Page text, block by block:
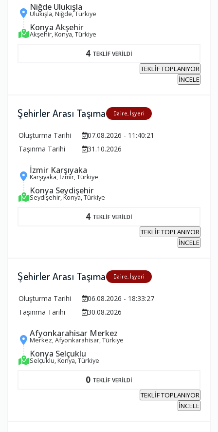
Niğde Ulukışla
Ulukışla, Niğde, Türkiye
Konya Akşehir
Akşehir, Konya, Türkiye
4 TEKLİF VERİLDİ
TEKLİF TOPLANIYOR
İNCELE
Şehirler Arası Taşıma Daire, İşyeri
Oluşturma Tarihi
07.08.2026 - 11:40:21
Taşınma Tarihi
31.10.2026
İzmir Karşıyaka
Karşıyaka, İzmir, Türkiye
Konya Seydişehir
Seydişehir, Konya, Türkiye
4 TEKLİF VERİLDİ
TEKLİF TOPLANIYOR
İNCELE
Şehirler Arası Taşıma Daire, İşyeri
Oluşturma Tarihi
06.08.2026 - 18:33:27
Taşınma Tarihi
30.08.2026
Afyonkarahisar Merkez
Merkez, Afyonkarahisar, Türkiye
Konya Selçuklu
Selçuklu, Konya, Türkiye
0 TEKLİF VERİLDİ
TEKLİF TOPLANIYOR
İNCELE